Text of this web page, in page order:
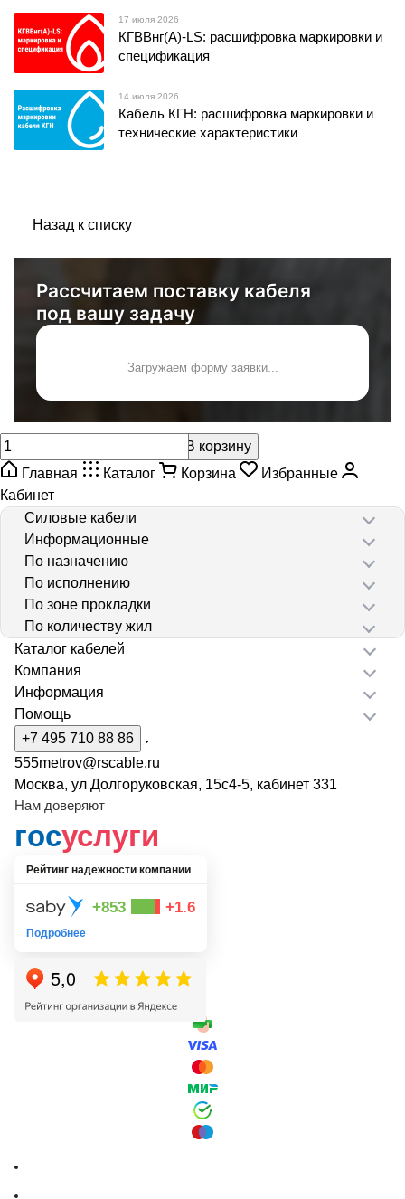
17 июля 2026
КГВВнг(А)-LS: расшифровка маркировки и
спецификация
14 июля 2026
Кабель КГН: расшифровка маркировки и
технические характеристики
Назад к списку
Рассчитаем поставку кабеля
под вашу задачу
Загружаем форму заявки...
В корзину
Главная
Каталог Корзина
Избранные
Кабинет
Силовые кабели
Информационные
По назначению
По исполнению
По зоне прокладки
По количеству жил
Каталог кабелей
Компания
Информация
Помощь
+7 495 710 88 86
555metrov@rscable.ru
Москва, ул Долгоруковская, 15с4-5, кабинет 331
Нам доверяют
госуслуги
Рейтинг надежности компании
+853 +1.6
Подробнее